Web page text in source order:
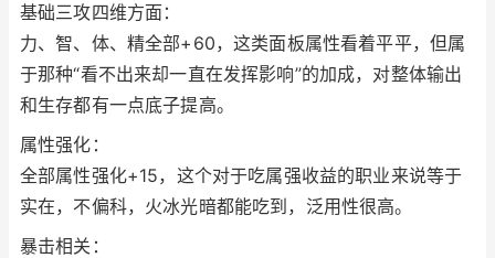
基础三攻四维方面：
力、智、体、精全部+60，这类面板属性看着平平，但属
于那种“看不出来却一直在发挥影响”的加成，对整体输出
和生存都有一点底子提高。
属性强化：
全部属性强化+15，这个对于吃属强收益的职业来说等于
实在，不偏科，火冰光暗都能吃到，泛用性很高。
暴击相关：